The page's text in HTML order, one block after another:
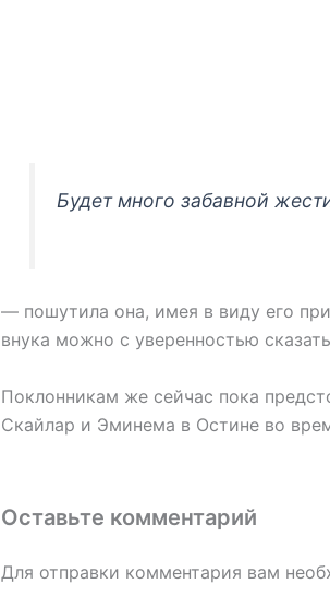
Будет много забавной
— пошутила она, имея в виду его
внука можно с уверенностью
Поклонникам же сейчас пока
Скайлар и Эминема в Остине во
Оставьте комментарий
Для отправки комментария вам